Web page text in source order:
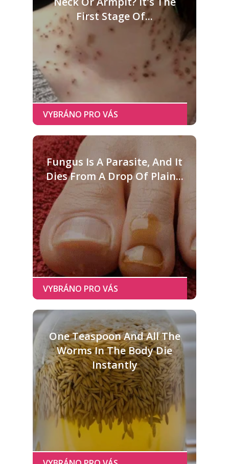
First Stage Of...
Fungus Is A Parasite, And It
Dies From A Drop Of Plain...
One Teaspoon And All The
Worms In The Body Die
Instantly